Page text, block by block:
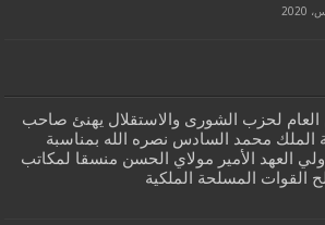
العام لحزب الشورى والاستقلال يهنئ صاحب
الملك محمد السادس نصره الله بمناسبة
ولي العهد الأمير مولاي الحسن منسقا لمكاتب
القوات المسلحة الملكية